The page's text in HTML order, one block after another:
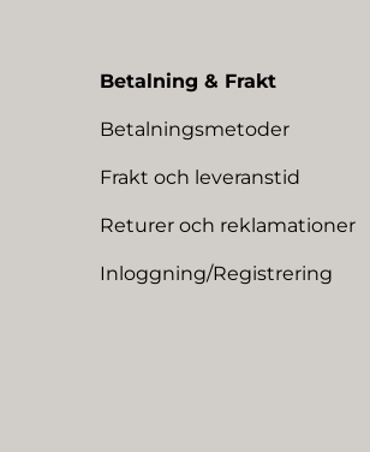
Betalning & Frakt
Betalningsmetoder
Frakt och leveranstid
Returer och reklamationer
Inloggning/Registrering